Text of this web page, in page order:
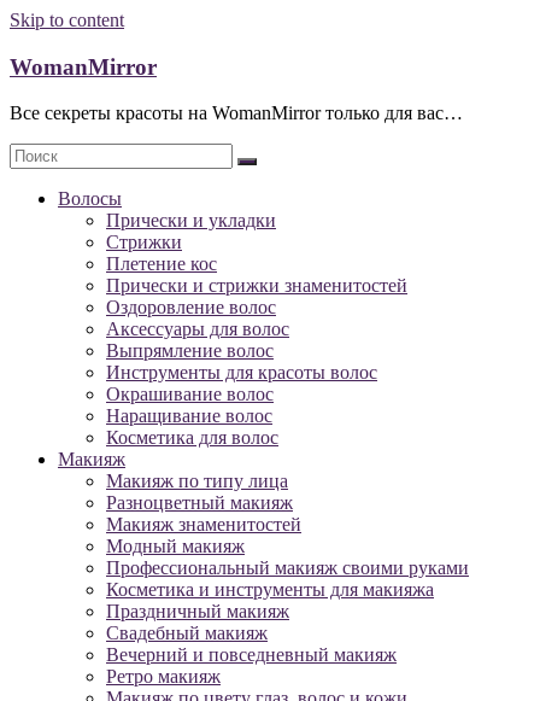
Skip to content
WomanMirror
Все секреты красоты на WomanMirror только для вас…
Волосы
Прически и укладки
Стрижки
Плетение кос
Прически и стрижки знаменитостей
Оздоровление волос
Аксессуары для волос
Выпрямление волос
Инструменты для красоты волос
Окрашивание волос
Наращивание волос
Косметика для волос
Макияж
Макияж по типу лица
Разноцветный макияж
Макияж знаменитостей
Модный макияж
Профессиональный макияж своими руками
Косметика и инструменты для макияжа
Праздничный макияж
Свадебный макияж
Вечерний и повседневный макияж
Ретро макияж